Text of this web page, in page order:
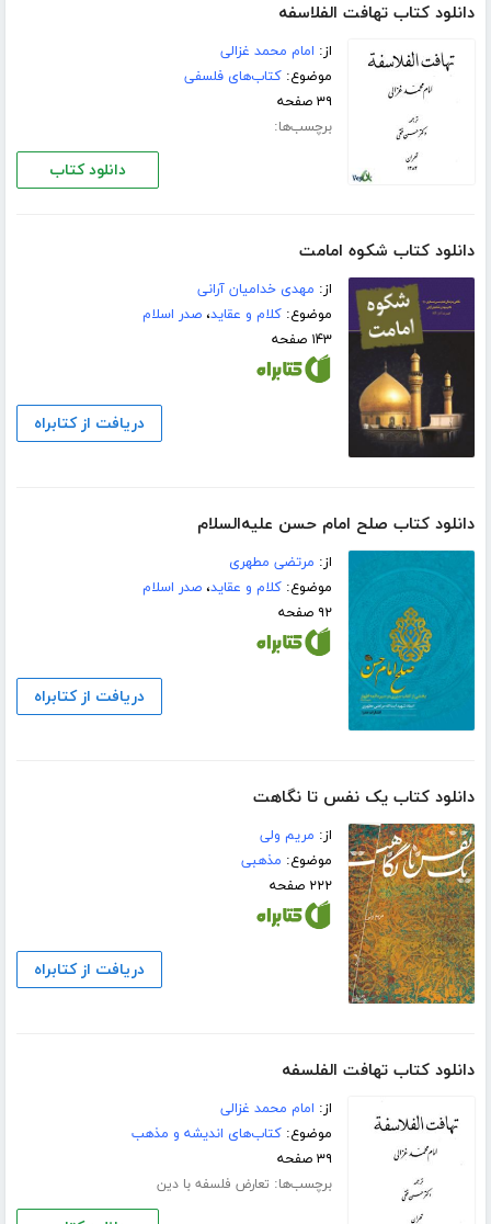
دانلود کتاب تهافت الفلاسفه
از: امام محمد غزالی
موضوع:کتاب‌های فلسفی
۳۹ صفحه
برچسب‌ها:
دانلود کتاب
دانلود کتاب شکوه امامت
از: مهدی خدامیان آرانی
موضوع:کلام و عقاید،صدر اسلام
۱۴۳ صفحه
دریافت از کتابراه
دانلود کتاب صلح امام حسن علیه‌السلام
از: مرتضی مطهری
موضوع:کلام و عقاید،صدر اسلام
۹۲ صفحه
دریافت از کتابراه
دانلود کتاب یک نفس تا نگاهت
از: مریم ولی
موضوع: مذهبی
۲۲۲ صفحه
دریافت از کتابراه
دانلود کتاب تهافت الفلسفه
از: امام محمد غزالی
موضوع:کتاب‌های اندیشه و مذهب
۳۹ صفحه
برچسب‌ها: تعارض فلسفه با دین